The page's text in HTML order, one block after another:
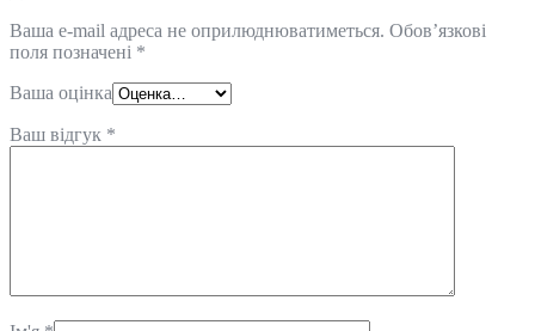
Ваша e-mail адреса не оприлюднюватиметься. Обов’язкові
поля позначені *
Ваша оцінка
Ваш відгук *